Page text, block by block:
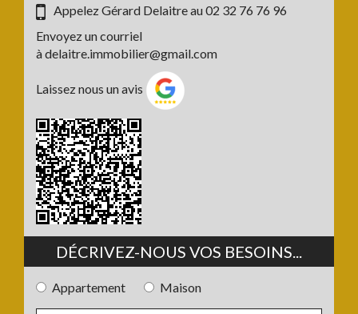
Appelez Gérard Delaitre au02 32 76 76 96
Envoyez un courriel
àdelaitre.immobilier@gmail.com
Laissez nous un avis
DÉCRIVEZ-NOUS VOS BESOINS...
Appartement
Maison
Type